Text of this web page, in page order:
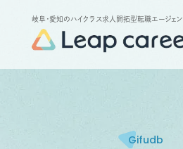
岐阜・愛知のハイクラス求人開拓型転職エージェン
Gifudb